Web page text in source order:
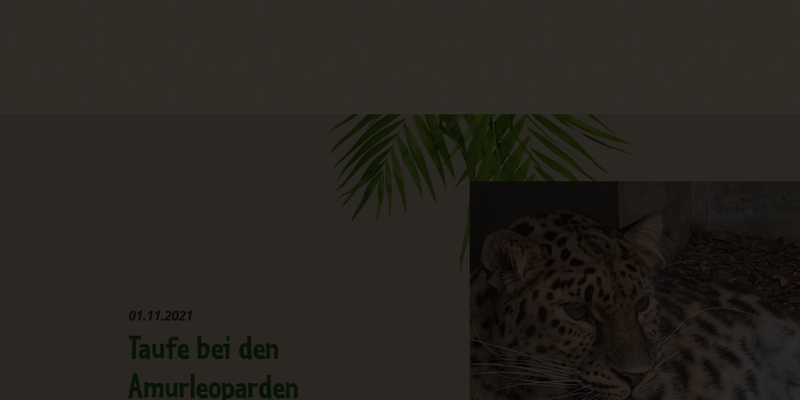
01.11.2021
Taufe bei den
Amurleoparden